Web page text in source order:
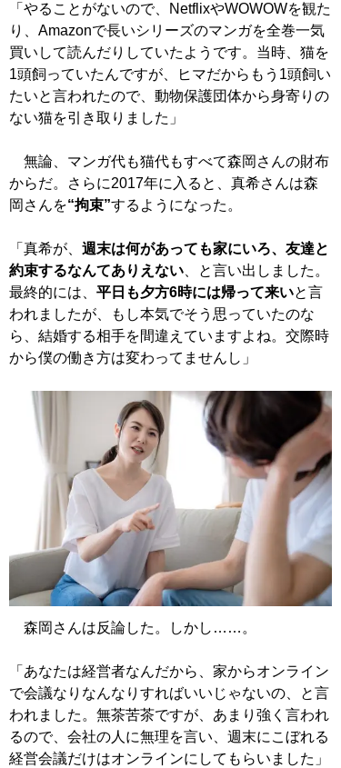
「やることがないので、NetflixやWOWOWを観た
り、Amazonで長いシリーズのマンガを全巻一気
買いして読んだりしていたようです。当時、猫を
1頭飼っていたんですが、ヒマだからもう1頭飼い
たいと言われたので、動物保護団体から身寄りの
ない猫を引き取りました」
無論、マンガ代も猫代もすべて森岡さんの財布
からだ。さらに2017年に入ると、真希さんは森
岡さんを“拘束”するようになった。
「真希が、 週末は何があっても家にいろ、友達と
約束するなんてありえない 、と言い出しました。
最終的には、 平日も夕方6時には帰って来いと言
われましたが、もし本気でそう思っていたのな
ら、結婚する相手を間違えていますよね。交際時
から僕の働き方は変わってませんし」
森岡さんは反論した。しかし……。
「あなたは経営者なんだから、家からオンライン
で会議なりなんなりすればいいじゃないの、と言
われました。無茶苦茶ですが、あまり強く言われ
るので、会社の人に無理を言い、週末にこぼれる
経営会議だけはオンラインにしてもらいました」